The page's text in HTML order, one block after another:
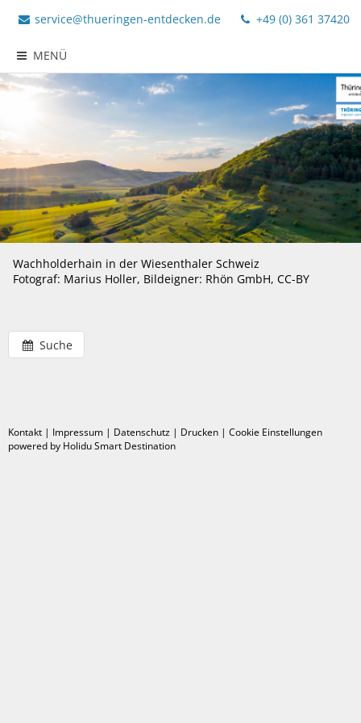
service@thueringen-entdecken.de +49 (0) 361 37420
MENÜ
Wachholderhain in der Wiesenthaler Schweiz
Fotograf: Marius Holler, Bildeigner: Rhön GmbH, CC-BY
Suche
Kontakt | Impressum | Datenschutz | Drucken | Cookie Einstellungen
powered by Holidu Smart Destination